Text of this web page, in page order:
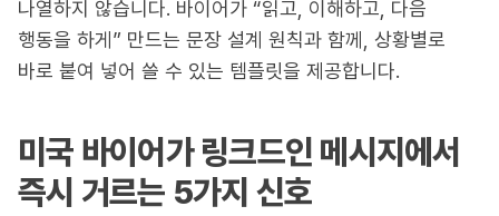
나열하지 않습니다. 바이어가 “읽고, 이해하고, 다음
행동을 하게” 만드는 문장 설계 원칙과 함께, 상황별로
바로 붙여 넣어 쓸 수 있는 템플릿을 제공합니다.
미국 바이어가 링크드인 메시지에서
즉시 거르는 5가지 신호